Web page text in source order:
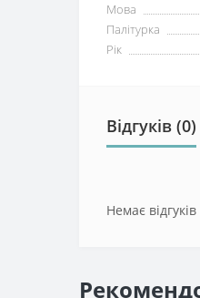
Мова
Палітурка
Рік
Відгуків (0)
Немає